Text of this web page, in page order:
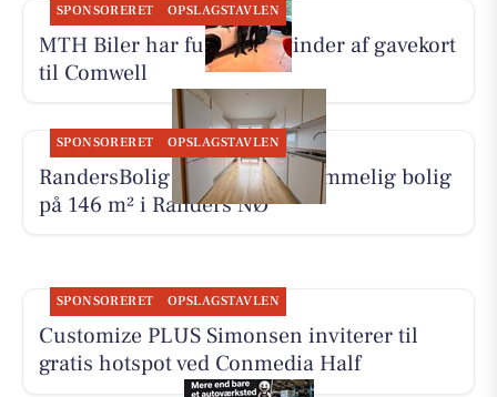
SPONSORERET OPSLAGSTAVLEN
MTH Biler har fundet en vinder af gavekort
til Comwell
SPONSORERET OPSLAGSTAVLEN
RandersBolig præsenterer rummelig bolig
på 146 m² i Randers NØ
SPONSORERET OPSLAGSTAVLEN
Customize PLUS Simonsen inviterer til
gratis hotspot ved Conmedia Half